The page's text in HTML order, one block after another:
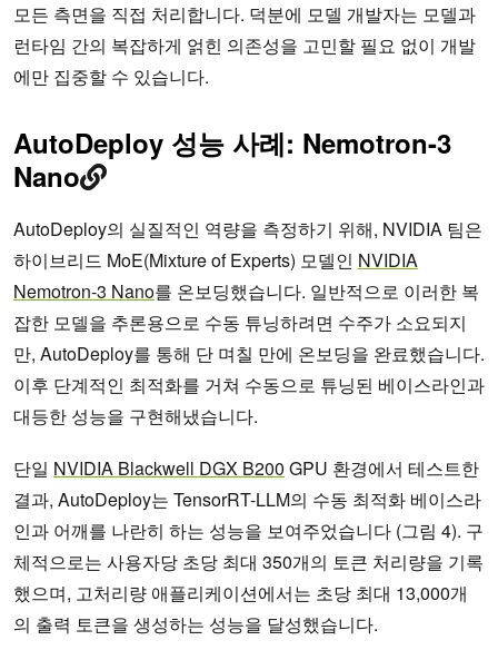
모든 측면을 직접 처리합니다. 덕분에 모델 개발자는 모델과
런타임 간의 복잡하게 얽힌 의존성을 고민할 필요 없이 개발
에만 집중할 수 있습니다.
AutoDeploy 성능 사례: Nemotron-3
Nano
AutoDeploy의 실질적인 역량을 측정하기 위해, NVIDIA 팀은
하이브리드 MoE(Mixture of Experts) 모델인 NVIDIA
Nemotron-3 Nano를 온보딩했습니다. 일반적으로 이러한 복
잡한 모델을 추론용으로 수동 튜닝하려면 수주가 소요되지
만, AutoDeploy를 통해 단 며칠 만에 온보딩을 완료했습니다.
이후 단계적인 최적화를 거쳐 수동으로 튜닝된 베이스라인과
대등한 성능을 구현해냈습니다.
단일 NVIDIA Blackwell DGX B200 GPU 환경에서 테스트한
결과, AutoDeploy는 TensorRT-LLM의 수동 최적화 베이스라
인과 어깨를 나란히 하는 성능을 보여주었습니다 (그림 4). 구
체적으로는 사용자당 초당 최대 350개의 토큰 처리량을 기록
했으며, 고처리량 애플리케이션에서는 초당 최대 13,000개
의 출력 토큰을 생성하는 성능을 달성했습니다.